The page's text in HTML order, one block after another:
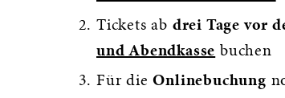
Tickets ab drei Tage vor
und Abendkasse buchen
Für dieOnlinebuchung